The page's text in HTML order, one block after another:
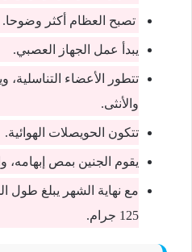
تصبح العظام أكثر وضوحا.
يبدأ عمل الجهاز العصبي.
تتطور الأعضاء التناسلية،
والأنثى.
تتكون الحويصلات الهوائية.
يقوم الجنين بمص إبهامه،
125 جرام.